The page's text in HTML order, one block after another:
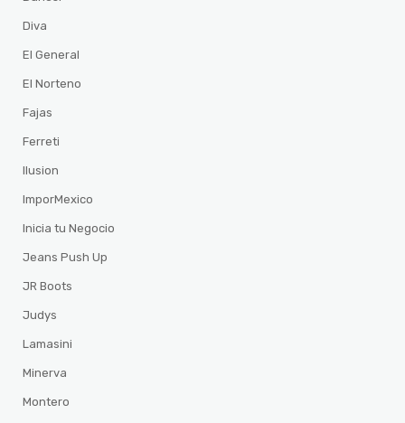
Diva
El General
El Norteno
Fajas
Ferreti
Ilusion
ImporMexico
Inicia tu Negocio
Jeans Push Up
JR Boots
Judys
Lamasini
Minerva
Montero